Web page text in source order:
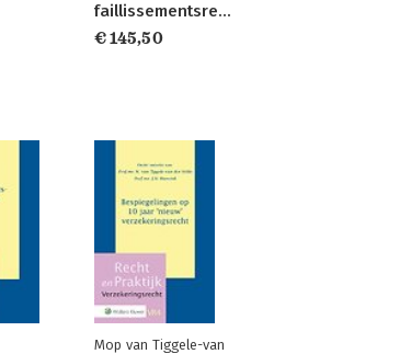
faillissementsrecht
€ 145,50
Mop van Tiggele-van